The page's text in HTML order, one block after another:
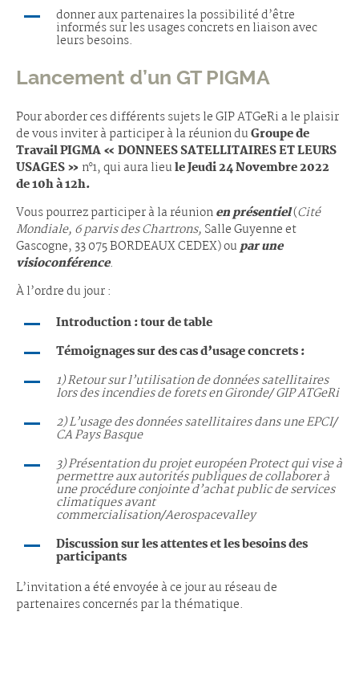
donner aux partenaires la possibilité d’être
informés sur les usages concrets en liaison avec
leurs besoins.
Lancement d’un GT PIGMA
Pour aborder ces différents sujets le GIP ATGeRi a le plaisir
de vous inviter à participer à la réunion duGroupe de
Travail PIGMA « DONNEES SATELLITAIRES ET LEURS
USAGES » n°1, qui aura lieule Jeudi 24 Novembre 2022
de 10h à 12h.
Vous pourrez participer à la réunionen présentiel(Cité
Mondiale, 6 parvis des Chartrons, Salle Guyenne et
Gascogne, 33 075 BORDEAUX CEDEX) ou par une
visioconférence.
À l’ordre du jour :
Introduction : tour de table
Témoignages surdescas d’usageconcrets :
1) Retour sur l’utilisation de données satellitaires
lors des incendies de forets en Gironde/ GIP ATGeRi
2) L’usage des données satellitaires dans une EPCI/
CA Pays Basque
3) Présentation du projet européen Protect qui vise à
permettre aux autorités publiques de collaborer à
une procédure conjointe d’achat public de services
climatiques avant
commercialisation/Aerospacevalley
Discussion sur les attentes et les besoins des
participants
L’invitation a été envoyée à ce jour au réseau de
partenaires concernés par la thématique.